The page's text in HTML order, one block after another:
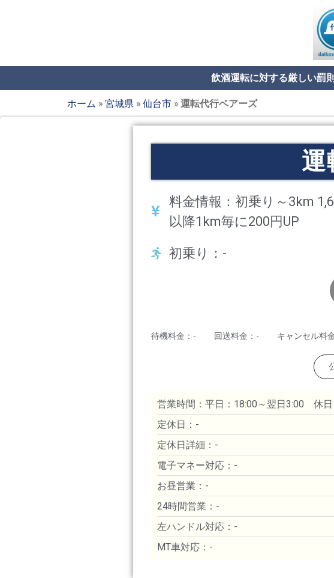
飲酒運転に対する厳しい罰則
ホーム »宮城県 »仙台市 »運転代行ベアーズ
運
料金情報：初乗り～3km
以降1km毎に200円UP
初乗り：-
待機料金：- 回送料金：- キャンセル料
営業時間：平日：18:00～翌日3:00 休日
定休日：-
定休日詳細：-
電子マネー対応：-
お昼営業：-
24時間営業：-
左ハンドル対応：-
MT車対応：-